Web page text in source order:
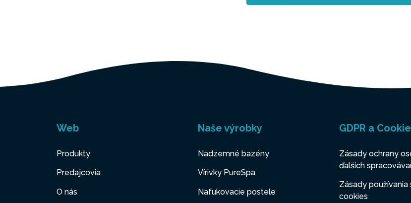
Web
Produkty
Predajcovia
O nás
Naše výrobky
Nadzemné bazény
Vírivky PureSpa
Nafukovacie postele
GDPR a
Zásady ochrany
ďalších
Zásady používania
cookies